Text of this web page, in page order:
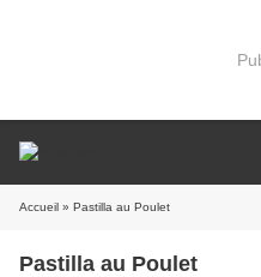
Accueil » Pastilla au Poulet
Pastilla au Poulet